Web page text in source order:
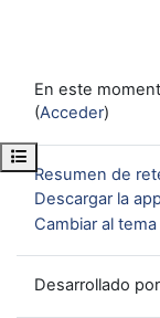
Abrir índice del curso
En este
(Acceder)
Resumen de
Descargar la
Cambiar al
Desarrollado por